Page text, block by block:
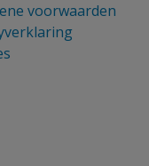
voorwaarden